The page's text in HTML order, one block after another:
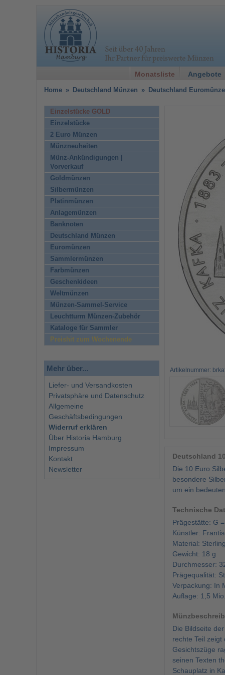
Monatsliste Angebote
Home » Deutschland Münzen » Deutschland
Artikelnummer:
Deutschland
Die 10 Euro
besondere
um ein
Technische
Prägestätte: G
Künstler:
Material:
Gewicht: 18 g
Durchmesser:
Prägequalität:
Verpackung: In
Auflage: 1,5
Die Bildseite
rechte Teil
Gesichtszüge
seinen Texten
Schauplatz in
Einzelstücke GOLD
Einzelstücke
2 Euro Münzen
Münzneuheiten
Münz-Ankündigungen |
Vorverkauf
Goldmünzen
Silbermünzen
Platinmünzen
Anlagemünzen
Banknoten
Deutschland Münzen
Euromünzen
Sammlermünzen
Farbmünzen
Geschenkideen
Weltmünzen
Münzen-Sammel-Service
Leuchtturm Münzen-Zubehör
Kataloge für Sammler
Preishit zum Wochenende
Mehr über...
Liefer- und Versandkosten
Privatsphäre und Datenschutz
Allgemeine
Geschäftsbedingungen
Widerruf erklären
Über Historia Hamburg
Impressum
Kontakt
Newsletter